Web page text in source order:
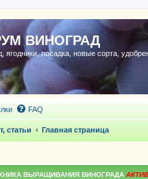
ВИНОГРАД
ягодники, посадка, новые сорта,
FAQ
статьи Главная страница
ВЫРАЩИВАНИЯ ВИНОГРАДА